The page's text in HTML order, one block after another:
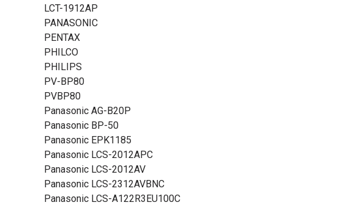
LCT-1912AP
PANASONIC
PENTAX
PHILCO
PHILIPS
PV-BP80
PVBP80
Panasonic AG-B20P
Panasonic BP-50
Panasonic EPK1185
Panasonic LCS-2012APC
Panasonic LCS-2012AV
Panasonic LCS-2312AVBNC
Panasonic LCS-A122R3EU100C